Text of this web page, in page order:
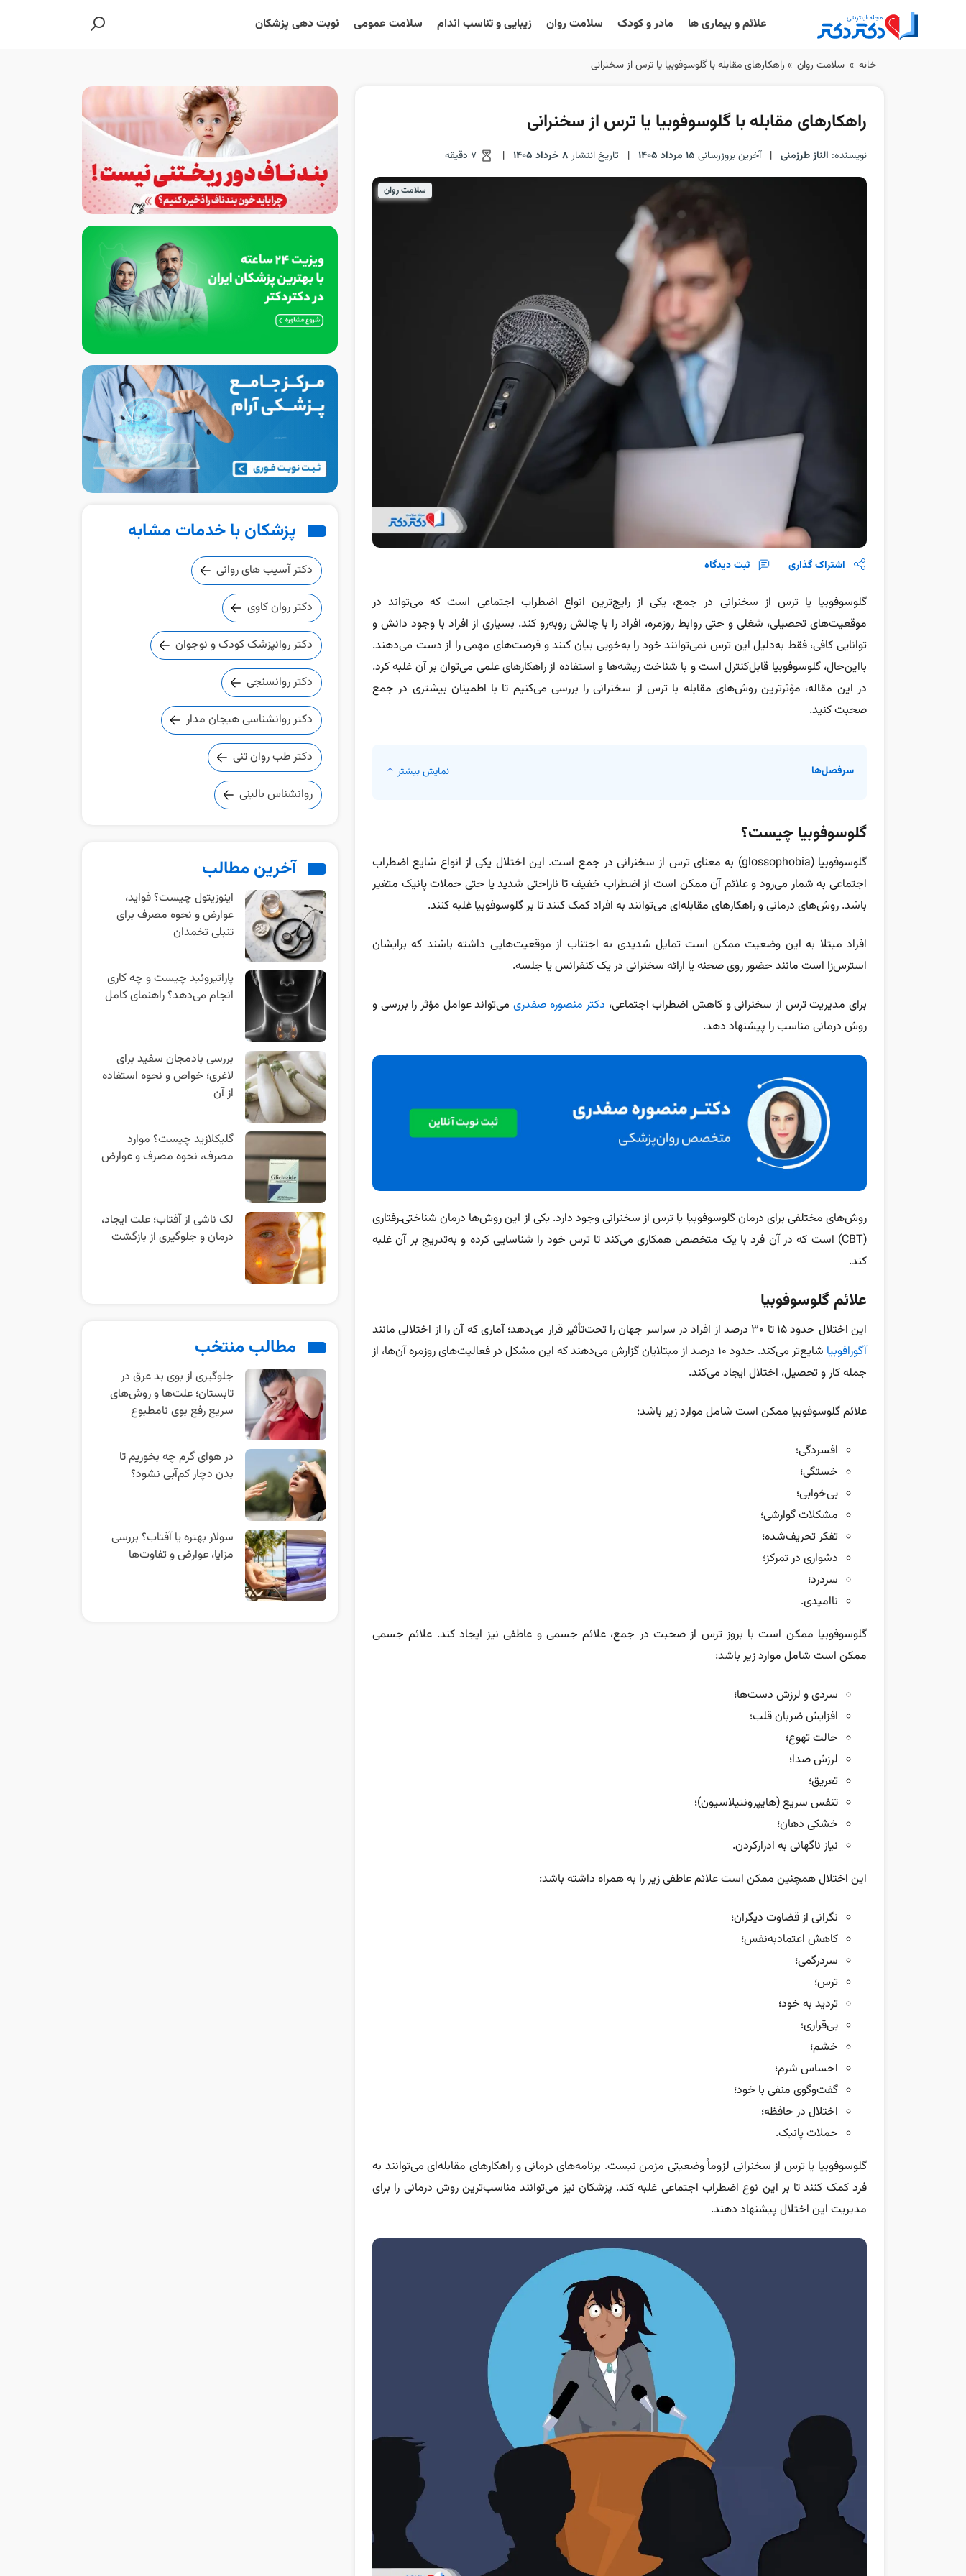
علائم و بیماری ها مادر و کودک سلامت روان زیبایی و تناسب اندام سلامت عمومی نوبت دهی پزشکان
خانه » سلامت روان » راهکارهای مقابله با گلوسوفوبیا یا ترس از سخنرانی
راهکارهای مقابله با گلوسوفوبیا یا ترس از سخنرانی
نویسنده: الناز طرزمنی | آخرین بروزرسانی 15 مرداد 1405 | تاریخ انتشار 8 خرداد 1405 |
سلامت روان
اشتراک گذاری ثبت دیدگاه
گلوسوفوبیا یا ترس از سخنرانی در جمع، یکی از رایج‌ترین انواع اضطراب اجتماعی است که می‌تواند در
موقعیت‌های تحصیلی، شغلی و حتی روابط روزمره، افراد را با چالش روبه‌رو کند. بسیاری از افراد با وجود دانش و
توانایی کافی، فقط به‌دلیل این ترس نمی‌توانند خود را به‌خوبی بیان کنند و فرصت‌های مهمی را از دست می‌دهند.
بااین‌حال، گلوسوفوبیا قابل‌کنترل است و با شناخت ریشه‌ها و استفاده از راهکارهای علمی می‌توان بر آن غلبه کرد.
در این مقاله، مؤثرترین روش‌های مقابله با ترس از سخنرانی را بررسی می‌کنیم تا با اطمینان بیشتری در جمع
صحبت کنید.
سرفصل‌ها نمایش بیشتر
گلوسوفوبیا چیست؟
گلوسوفوبیا (glossophobia) به معنای ترس از سخنرانی در جمع است. این اختلال یکی از انواع شایع اضطراب
اجتماعی به شمار می‌رود و علائم آن ممکن است از اضطراب خفیف تا ناراحتی شدید یا حتی حملات پانیک متغیر
باشد. روش‌های درمانی و راهکارهای مقابله‌ای می‌توانند به افراد کمک کنند تا بر گلوسوفوبیا غلبه کنند.
افراد مبتلا به این وضعیت ممکن است تمایل شدیدی به اجتناب از موقعیت‌هایی داشته باشند که برایشان
استرس‌زا است مانند حضور روی صحنه یا ارائه سخنرانی در یک کنفرانس یا جلسه.
برای مدیریت ترس از سخنرانی و کاهش اضطراب اجتماعی، دکتر منصوره صفدری می‌تواند عوامل مؤثر را بررسی و
روش درمانی مناسب را پیشنهاد دهد.
روش‌های مختلفی برای درمان گلوسوفوبیا یا ترس از سخنرانی وجود دارد. یکی از این روش‌ها درمان شناختی‌ـ‌رفتاری
(CBT) است که در آن فرد با یک متخصص همکاری می‌کند تا ترس خود را شناسایی کرده و به‌تدریج بر آن غلبه
کند.
علائم گلوسوفوبیا
این اختلال حدود ۱۵ تا ۳۰ درصد از افراد در سراسر جهان را تحت‌تأثیر قرار می‌دهد؛ آماری که آن را از اختلالی مانند
آگورافوبیا
شایع‌تر می‌کند. حدود ۱۰ درصد از مبتلایان گزارش می‌دهند که این مشکل در فعالیت‌های روزمره آن‌ها، از
جمله کار و تحصیل، اختلال ایجاد می‌کند.
علائم گلوسوفوبیا ممکن است شامل موارد زیر باشد:
افسردگی؛
خستگی؛
بی‌خوابی؛
مشکلات گوارشی؛
تفکر تحریف‌شده؛
دشواری در تمرکز؛
سردرد؛
ناامیدی.
گلوسوفوبیا ممکن است با بروز ترس از صحبت در جمع، علائم جسمی و عاطفی نیز ایجاد کند. علائم جسمی
ممکن است شامل موارد زیر باشد:
سردی و لرزش دست‌ها؛
افزایش ضربان قلب؛
حالت تهوع؛
لرزش صدا؛
تعریق؛
تنفس سریع (هایپرونتیلاسیون)؛
خشکی دهان؛
نیاز ناگهانی به ادرارکردن.
این اختلال همچنین ممکن است علائم عاطفی زیر را به همراه داشته باشد:
نگرانی از قضاوت دیگران؛
کاهش اعتمادبه‌نفس؛
سردرگمی؛
ترس؛
تردید به خود؛
بی‌قراری؛
خشم؛
احساس شرم؛
گفت‌وگوی منفی با خود؛
اختلال در حافظه؛
حملات پانیک.
گلوسوفوبیا یا ترس از سخنرانی لزوماً وضعیتی مزمن نیست. برنامه‌های درمانی و راهکارهای مقابله‌ای می‌توانند به
فرد کمک کنند تا بر این نوع اضطراب اجتماعی غلبه کند. پزشکان نیز می‌توانند مناسب‌ترین روش درمانی را برای
مدیریت این اختلال پیشنهاد دهند.
پزشکان با خدمات مشابه
دکتر آسیب های روانی
دکتر روان کاوی
دکتر روانپزشک کودک و نوجوان
دکتر روانسنجی
دکتر روانشناسی هیجان مدار
دکتر طب روان تنی
روانشناس بالینی
آخرین مطالب
اینوزیتول چیست؟ فواید،
عوارض و نحوه مصرف برای
تنبلی تخمدان
پاراتیروئید چیست و چه کاری
انجام می‌دهد؟ راهنمای کامل
بررسی بادمجان سفید برای
لاغری؛ خواص و نحوه استفاده
از آن
گلیکلازید چیست؟ موارد
مصرف، نحوه مصرف و عوارض
لک ناشی از آفتاب؛ علت ایجاد،
درمان و جلوگیری از بازگشت
مطالب منتخب
جلوگیری از بوی بد عرق در
تابستان؛ علت‌ها و روش‌های
سریع رفع بوی نامطبوع
در هوای گرم چه بخوریم تا
بدن دچار کم‌آبی نشود؟
سولار بهتره یا آفتاب؟ بررسی
مزایا، عوارض و تفاوت‌ها